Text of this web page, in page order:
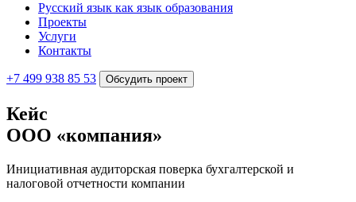
Русский язык как язык образования
Проекты
Услуги
Контакты
+7 499 938 85 53 Обсудить проект
Кейс
ООО «компания»
Инициативная аудиторская поверка бухгалтерской и
налоговой отчетности компании